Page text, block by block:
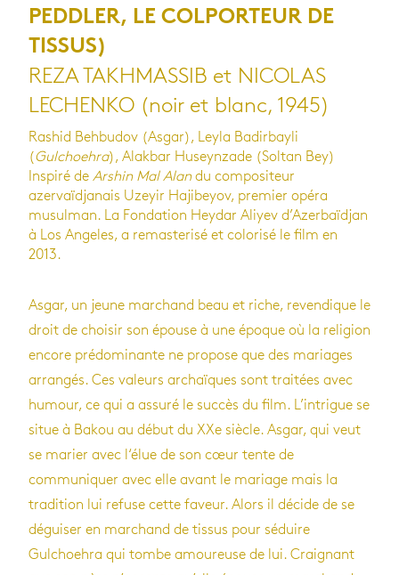
PEDDLER, LE COLPORTEUR DE
TISSUS)
REZA TAKHMASSIB et NICOLAS
LECHENKO (noir et blanc, 1945)
Rashid Behbudov (Asgar), Leyla Badirbayli
(Gulchoehra), Alakbar Huseynzade (Soltan Bey)
Inspiré de Arshin Mal Alandu compositeur
azervaïdjanais Uzeyir Hajibeyov, premier opéra
musulman. La Fondation Heydar Aliyev d’Azerbaïdjan
à Los Angeles, a remasterisé et colorisé le film en
2013.
Asgar, un jeune mar­chand beau et riche, re­ven­di­que le
droit de choi­sir son épouse à une époque où la re­li­gion
en­core prédominante ne pro­pose que des ma­riages
ar­ran­gés. Ces valeurs archaïques sont traitées avec
humour, ce qui a assuré le succès du film. L’in­trigue se
situe à Bakou au début du XXe siècle. Asgar, qui veut
se marier avec l‘élue de son cœur tente de
communiquer avec elle avant le mariage mais la
tradition lui refuse cette faveur. Alors il décide de se
déguiser en marchand de tissus pour séduire
Gulchoehra qui tombe amoureuse de lui. Craignant